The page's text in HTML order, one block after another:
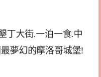
丁大街.一泊一食.中
夢幻的摩洛哥城堡!